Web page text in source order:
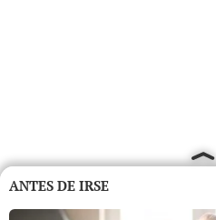
ANTES DE IRSE